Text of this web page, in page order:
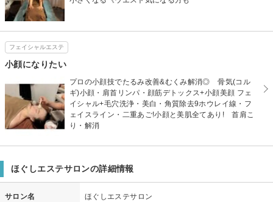
フェイシャルエステ
小顔になりたい
プロの小顔技でたるみ改善&むくみ解消◎ 骨気(コル
ギ)小顔・肩首リンパ・顔筋デトックス+小顔美顔 フェ
イシャル+毛穴洗浄・美白・角質除去9ホウレイ線・フ
ェイスライン・二重あご!小顔と美肌全てあり! 首肩こ
り・解消
ほぐしエステサロンの詳細情報
サロン名
ほぐしエステサロン